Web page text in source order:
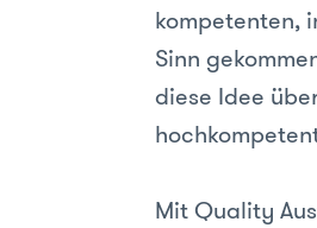
kompetenten,
Sinn
diese Idee
Mit Quality